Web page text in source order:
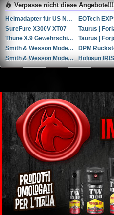
Verpasse nicht diese Angebote!!!
Helmadapter für US Navy HGU-68/P und JHMCS Nachtsichtgeräte
SureFure X300V XT07
Thune X.9 Gewehrschiessschuhe (42)
Smith & Wesson Model M&P9 Shield cal. 9mmP
Smith & Wesson Modell 60 .357 Super Magnum